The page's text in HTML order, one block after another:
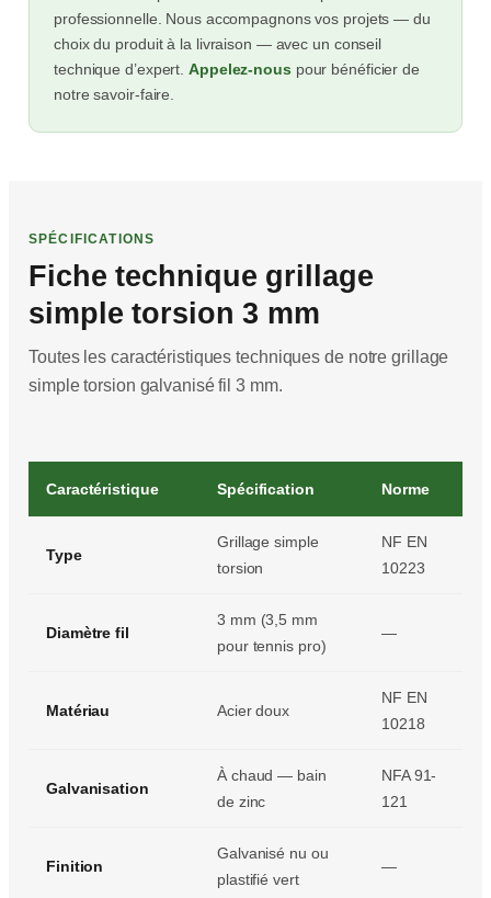
professionnelle. Nous accompagnons vos projets — du
choix du produit à la livraison — avec un conseil
technique d’expert.Appelez-nous pour bénéficier de
notre savoir-faire.
SPÉCIFICATIONS
Fiche technique grillage
simple torsion 3 mm
Toutes les caractéristiques techniques de notre grillage
simple torsion galvanisé fil 3 mm.
Caractéristique Spécification Norme
Type
Grillage simple
torsion
NF EN
10223
Diamètre fil
3 mm (3,5 mm
pour tennis pro)
—
Matériau Acier doux
NF EN
10218
Galvanisation
À chaud — bain
de zinc
NFA 91-
121
Finition
Galvanisé nu ou
plastifié vert
—